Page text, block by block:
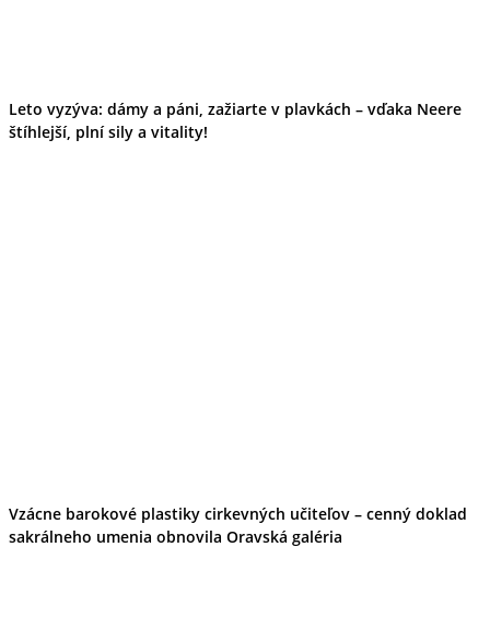
Leto vyzýva: dámy a páni, zažiarte v plavkách – vďaka Neere
štíhlejší, plní sily a vitality!
Vzácne barokové plastiky cirkevných učiteľov – cenný doklad
sakrálneho umenia obnovila Oravská galéria